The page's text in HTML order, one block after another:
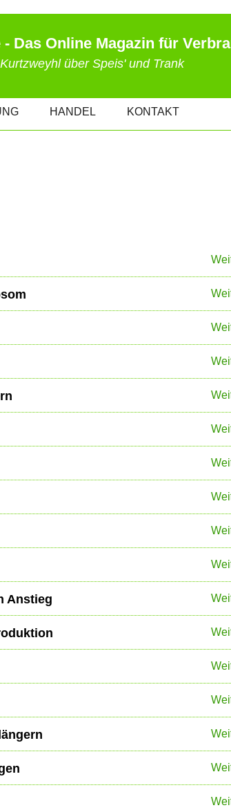
- Das Online Magazin für
über Speis' und Trank
HANDEL KONTAKT
Anstieg